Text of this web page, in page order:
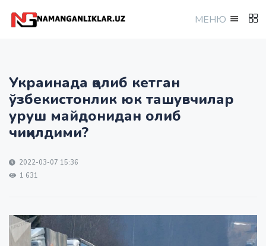
МEНЮ
Украинада қолиб кетган
ўзбекистонлик юк ташувчилар
уруш майдонидан олиб
чиқилдими?
2022-03-07 15:36
1 631